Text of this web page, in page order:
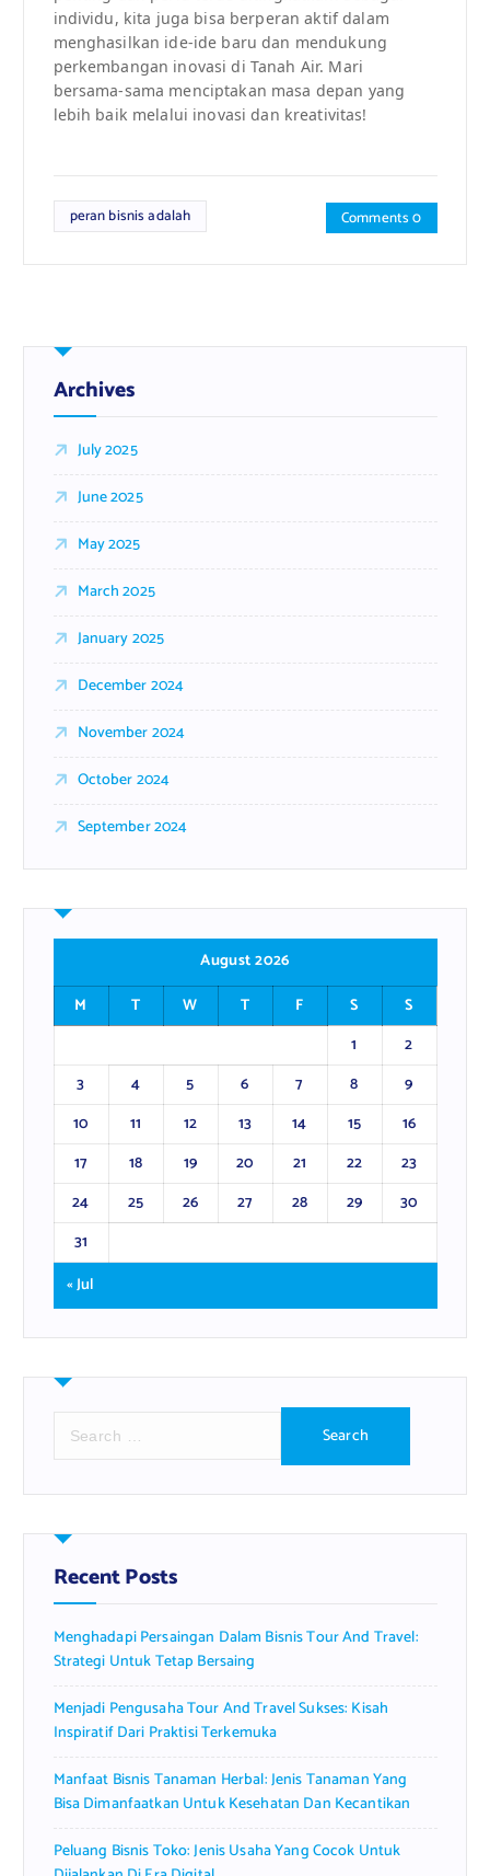
individu, kita juga bisa berperan aktif dalam
menghasilkan ide-ide baru dan mendukung
perkembangan inovasi di Tanah Air. Mari
bersama-sama menciptakan masa depan yang
lebih baik melalui inovasi dan kreativitas!
peran bisnis adalah Comments 0
Archives
July 2025
June 2025
May 2025
March 2025
January 2025
December 2024
November 2024
October 2024
September 2024
August 2026
M
T W T F S
S
1
2
3
4 5 6 7 8
9
10
11 12 13 14 15
16
17
18 19 20 21 22
23
24
25 26 27 28 29
30
31
« Jul
r
h
f
o
:
Recent Posts
Menghadapi Persaingan Dalam Bisnis Tour And Travel:
Strategi Untuk Tetap Bersaing
Menjadi Pengusaha Tour And Travel Sukses: Kisah
Inspiratif Dari Praktisi Terkemuka
Manfaat Bisnis Tanaman Herbal: Jenis Tanaman Yang
Bisa Dimanfaatkan Untuk Kesehatan Dan Kecantikan
Peluang Bisnis Toko: Jenis Usaha Yang Cocok Untuk